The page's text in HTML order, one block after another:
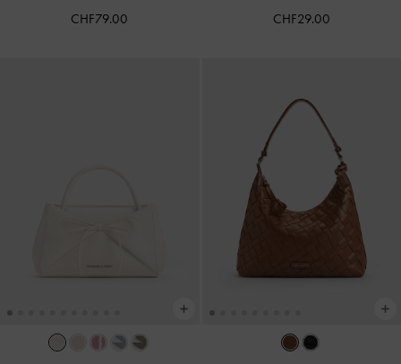
CHF79.00 CHF29.00